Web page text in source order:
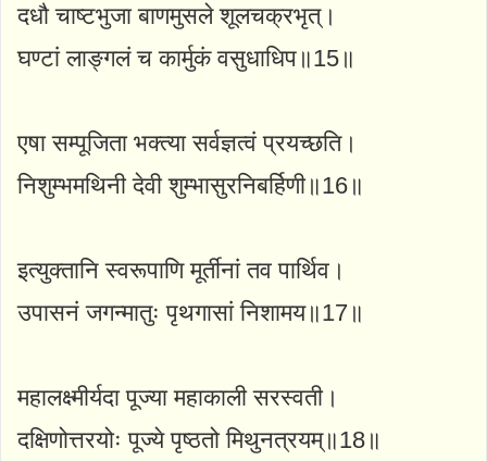
दधौ चाष्टभुजा बाणमुसले शूलचक्रभृत्।
घण्टां लाङ्गलं च कार्मुकं वसुधाधिप॥15॥
एषा सम्पूजिता भक्त्या सर्वज्ञत्वं प्रयच्छति।
निशुम्भमथिनी देवी शुम्भासुरनिबर्हिणी॥16॥
इत्युक्तानि स्वरूपाणि मूर्तीनां तव पार्थिव।
उपासनं जगन्मातुः पृथगासां निशामय॥17॥
महालक्ष्मीर्यदा पूज्या महाकाली सरस्वती।
दक्षिणोत्तरयोः पूज्ये पृष्ठतो मिथुनत्रयम्॥18॥